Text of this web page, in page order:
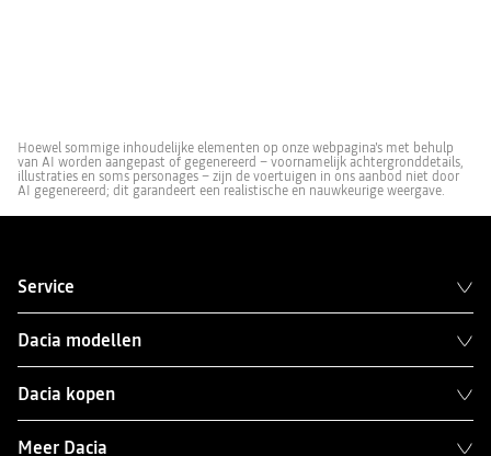
Hoewel sommige inhoudelijke elementen op onze webpagina's met behulp
van AI worden aangepast of gegenereerd – voornamelijk achtergronddetails,
illustraties en soms personages – zijn de voertuigen in ons aanbod niet door
AI gegenereerd; dit garandeert een realistische en nauwkeurige weergave.
Service
Dacia modellen
Dacia kopen
Meer Dacia